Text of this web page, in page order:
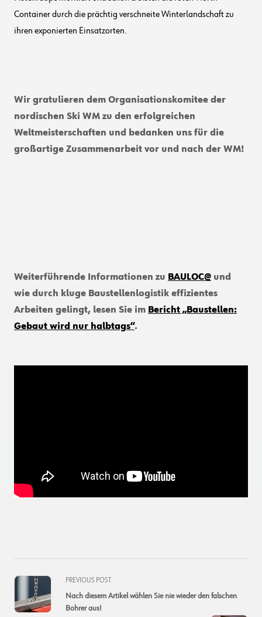
Container durch die prächtig verschneite Winterlandschaft zu
ihren exponierten Einsatzorten.
Wir gratulieren dem Organisationskomitee der
nordischen Ski WM zu den erfolgreichen
Weltmeisterschaften und bedanken uns für die
großartige Zusammenarbeit vor und nach der WM!
Weiterführende Informationen zu BAULOC@ und
wie durch kluge Baustellenlogistik effizientes
Arbeiten gelingt, lesen Sie im Bericht „Baustellen:
Gebaut wird nur halbtags“.
<span
class="nav-
subtitle
PREVIOUS POST
Nach diesem Artikel wählen Sie nie wieder den falschen
Bohrer aus!